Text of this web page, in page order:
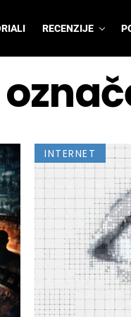
RECENZIJE
INTERNET